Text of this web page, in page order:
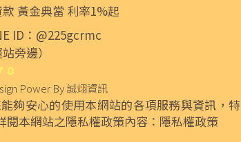
黃金典當 利率1%起
ID：@225gcrmc
旁邊）
Power By誠翊資訊
夠安心的使用本網站的各項服務與資訊，特
本網站之隱私權政策內容： 隱私權政策